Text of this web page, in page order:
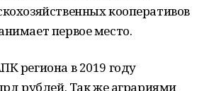
кооперативов
первое место.
региона в 2019 году
рублей. Так же аграриями